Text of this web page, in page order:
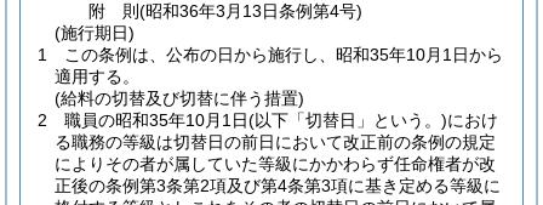
附 則(昭和36年3月13日条例第4号)
(施行期日)
1
この条例は、公布の日から施行し、昭和35年10月1日から
適用する。
(給料の切替及び切替に伴う措置)
2
職員の昭和35年10月1日(以下「切替日」という。)におけ
る職務の等級は切替日の前日において改正前の条例の規定
によりその者が属していた等級にかかわらず任命権者が改
正後の条例第3条第2項及び第4条第3項に基き定める等級に